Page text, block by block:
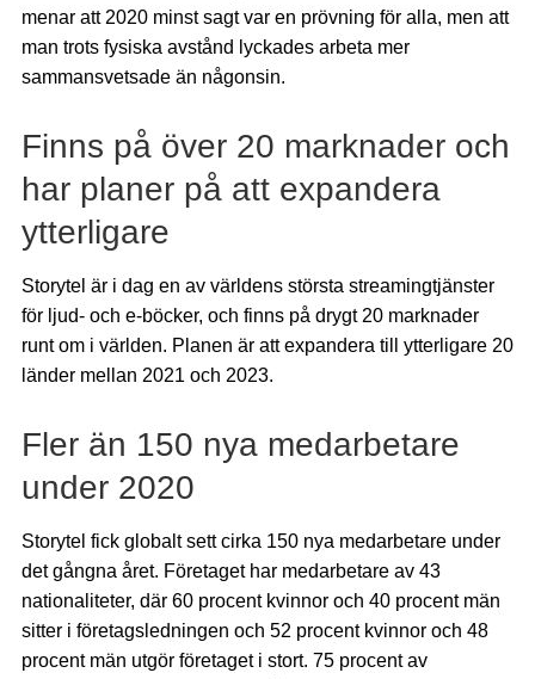
menar att 2020 minst sagt var en prövning för alla, men att
man trots fysiska avstånd lyckades arbeta mer
sammansvetsade än någonsin.
Finns på över 20 marknader och
har planer på att expandera
ytterligare
Storytel är i dag en av världens största streamingtjänster
för ljud- och e-böcker, och finns på drygt 20 marknader
runt om i världen. Planen är att expandera till ytterligare 20
länder mellan 2021 och 2023.
Fler än 150 nya medarbetare
under 2020
Storytel fick globalt sett cirka 150 nya medarbetare under
det gångna året. Företaget har medarbetare av 43
nationaliteter, där 60 procent kvinnor och 40 procent män
sitter i företagsledningen och 52 procent kvinnor och 48
procent män utgör företaget i stort. 75 procent av